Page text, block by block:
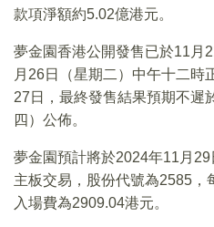
款項淨額約5.02億港元。
夢金園香港公開發售已於11月
月26日（星期二）中午十二時
27日，最終發售結果預期不遲
四）公佈。
夢金園預計將於2024年11月
主板交易，股份代號為2585，
入場費為2909.04港元。